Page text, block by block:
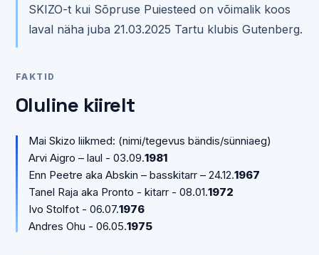
SKIZO-t kui Sõpruse Puiesteed on võimalik koos
laval näha juba 21.03.2025 Tartu klubis Gutenberg.
FAKTID
Oluline kiirelt
Mai Skizo liikmed: (nimi/tegevus bändis/sünniaeg)
Arvi Aigro – laul - 03.09.1981
Enn Peetre aka Abskin – basskitarr – 24.12.1967
Tanel Raja aka Pronto - kitarr - 08.01.1972
Ivo Stolfot - 06.07.1976
Andres Ohu - 06.05.1975